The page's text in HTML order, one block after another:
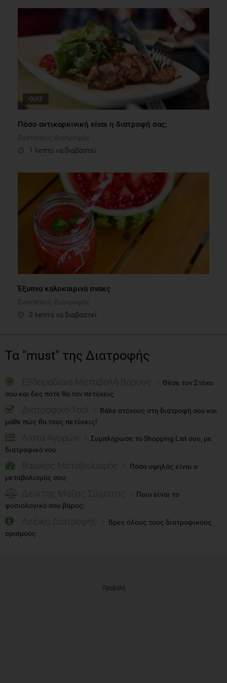
QUIZ
Πόσο αντικαρκινική είναι η διατροφή σας;
Συστάσεις Διατροφής
1 λεπτό να διαβαστεί
Έξυπνα καλοκαιρινά σνακς
Συστάσεις Διατροφής
2 λεπτά να διαβαστεί
Τα "must" της Διατροφής
Εβδομαδίαια Μεταβολή Βάρους
Θέσε τον Στόχο
σου και δες πότε θα τον πετύχεις
Διατροφικό Tool
Βάλε στόχους στη διατροφή σου και
μάθε πώς θα τους πετύχεις!
Λίστα Αγορών
Συμπλήρωσε το Shopping List σου, με
διατροφικό νου
Βασικός Μεταβολισμός
Πόσο υψηλός είναι ο
μεταβολισμός σου;
Δείκτης Μάζας Σώματος
Ποιο είναι το
φυσιολογικό σου βάρος;
Λεξικό Διατροφής
Βρες όλους τους διατροφικούς
ορισμούς
Προβολή